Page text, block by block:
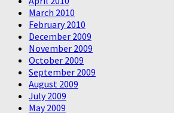
March 2010
February 2010
December 2009
November 2009
October 2009
September 2009
August 2009
July 2009
May 2009